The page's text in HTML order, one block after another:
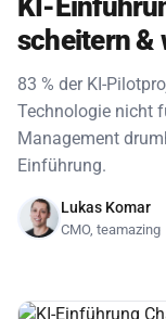
KI-
scheitern &
83 % der KI-
Technologie nicht
Management
Einführung.
Lukas Komar
CMO, teamazing